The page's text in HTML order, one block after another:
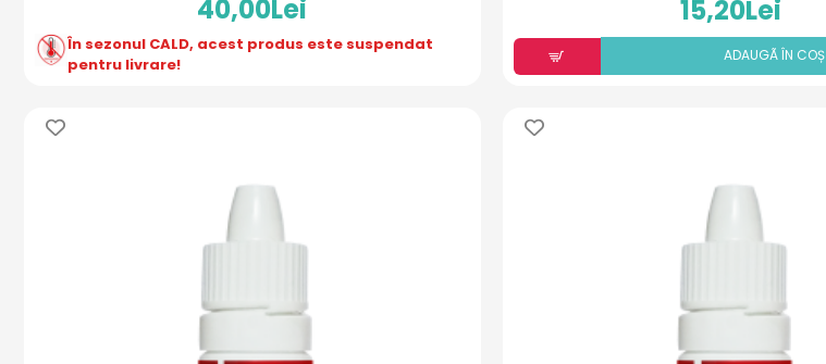
40,00Lei
În sezonul CALD, acest produs este suspendat
pentru livrare!
15,20Lei
ADAUGÃ ÎN COȘ